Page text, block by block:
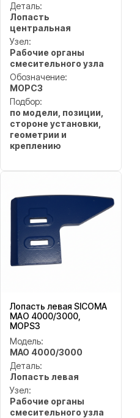
Деталь:
Лопасть
центральная
Узел:
Рабочие органы
смесительного узла
Обозначение:
MOPC3
Подбор:
по модели, позиции,
стороне установки,
геометрии и
креплению
Лопасть левая SICOMA
MAO 4000/3000,
MOPS3
Модель:
MAO 4000/3000
Деталь:
Лопасть левая
Узел:
Рабочие органы
смесительного узла